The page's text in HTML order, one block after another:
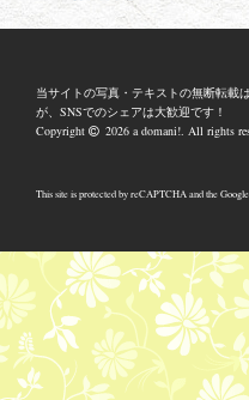
当サイトの写真・テキストの無断転載
が、SNSでのシェアは大歓迎です！
Copyright
2026 a domani!. All rights
This site is protected by reCAPTCHA and the